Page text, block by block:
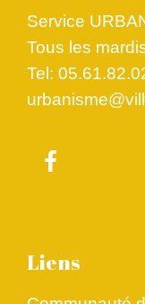
Service
Tous les
Tel:
Liens